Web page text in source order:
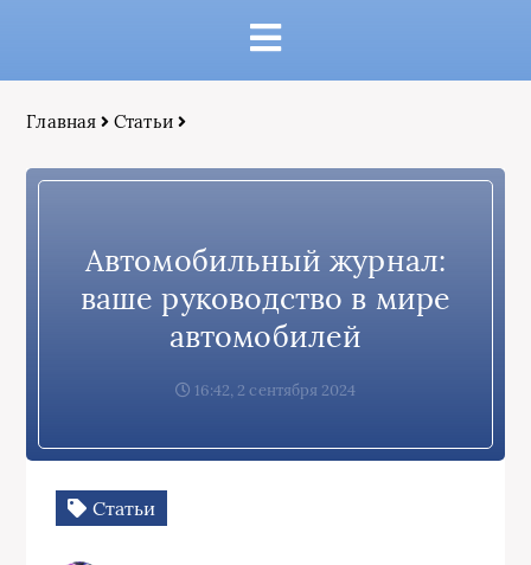
Главная Статьи
Автомобильный журнал:
ваше руководство в мире
автомобилей
16:42, 2 сентября 2024
Статьи